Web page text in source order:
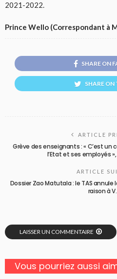
2021-2022.
Prince Wello (Correspondant à
SHARE ON
SHARE
ARTICLE
Grève des enseignants : « C’est un
l’Etat et ses employés
ARTICLE
Dossier Zao Matutala : le TAS
raison à
LAISSER UN COMMENTAIRE
Vous pourriez aussi